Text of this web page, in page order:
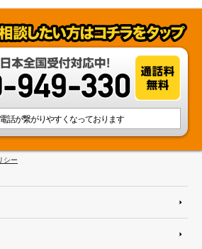
電話が繋がりやすくなっております
シー